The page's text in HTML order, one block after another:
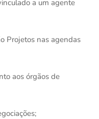
a um agente
Projetos nas agendas
aos órgãos de